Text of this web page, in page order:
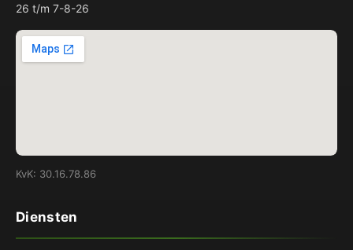
26 t/m 7-8-26
KvK: 30.16.78.86
Diensten